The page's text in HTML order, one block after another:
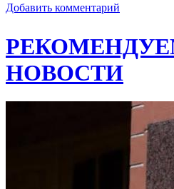
Добавить комментарий
НОВОСТИ